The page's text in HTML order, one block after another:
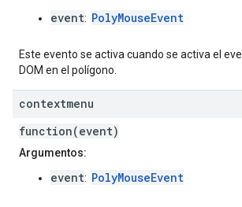
event: PolyMouseEvent
Este evento se activa cuando se activa el
DOM en el polígono.
contextmenu
function(event)
Argumentos:
event: PolyMouseEvent